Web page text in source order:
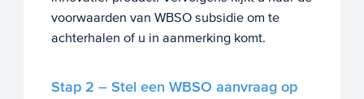
voorwaarden van WBSO subsidie om te
achterhalen of u in aanmerking komt.
Stap 2 – Stel een WBSO aanvraag op